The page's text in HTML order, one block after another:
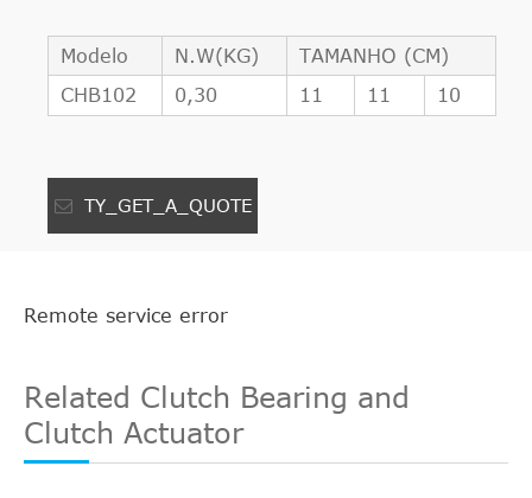
Modelo N.W(KG)
TAMANHO (CM)
CHB102
0,30 11 11 10
TY_GET_A_QUOTE
Remote service error
Related Clutch Bearing and
Clutch Actuator